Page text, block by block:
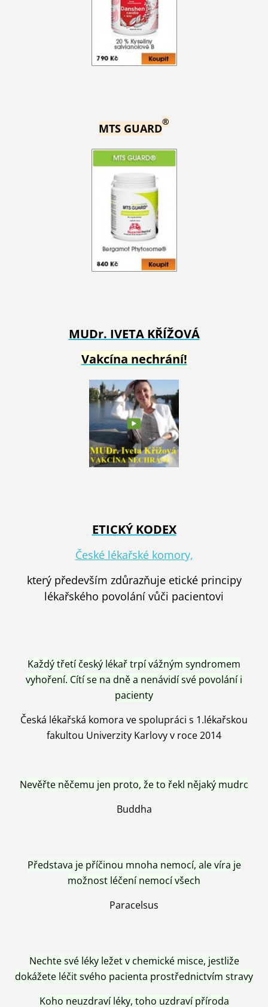
MTS GUARD®
MUDr. IVETA KŘÍŽOVÁ
Vakcína nechrání!
ETICKÝ KODEX
České lékařské komory,
který především zdůrazňuje etické principy
lékařského povolání vůči pacientovi
Každý třetí český lékař trpí vážným syndromem
vyhoření. Cítí se na dně a nenávidí své povolání i
pacienty
Česká lékařská komora ve spolupráci s 1.lékařskou
fakultou Univerzity Karlovy v roce 2014
Nevěřte něčemu jen proto, že to řekl nějaký mudrc
Buddha
Představa je příčinou mnoha nemocí, ale víra je
možnost léčení nemocí všech
Paracelsus
Nechte své léky ležet v chemické misce, jestliže
dokážete léčit svého pacienta prostřednictvím stravy
Koho neuzdraví léky, toho uzdraví příroda